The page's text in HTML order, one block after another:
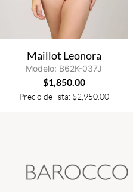
Maillot Leonora
Modelo: B62K-037J
$1,850.00
Precio de lista:$2,950.00